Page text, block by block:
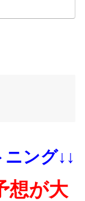
ング↓↓
想が大